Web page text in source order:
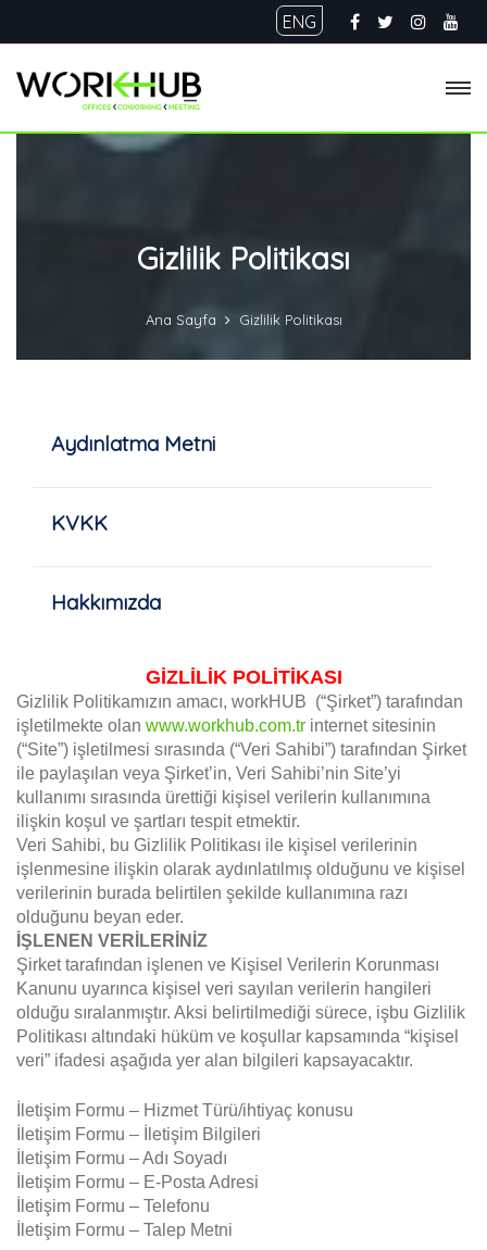
ENG
Gizlilik Politikası
Ana Sayfa Gizlilik Politikası
Aydınlatma Metni
KVKK
Hakkımızda
GİZLİLİK POLİTİKASI
Gizlilik Politikamızın amacı, workHUB (“Şirket”) tarafından
işletilmekte olan www.workhub.com.tr internet sitesinin
(“Site”) işletilmesi sırasında (“Veri Sahibi”) tarafından Şirket
ile paylaşılan veya Şirket’in, Veri Sahibi’nin Site’yi
kullanımı sırasında ürettiği kişisel verilerin kullanımına
ilişkin koşul ve şartları tespit etmektir.
Veri Sahibi, bu Gizlilik Politikası ile kişisel verilerinin
işlenmesine ilişkin olarak aydınlatılmış olduğunu ve kişisel
verilerinin burada belirtilen şekilde kullanımına razı
olduğunu beyan eder.
İŞLENEN VERİLERİNİZ
Şirket tarafından işlenen ve Kişisel Verilerin Korunması
Kanunu uyarınca kişisel veri sayılan verilerin hangileri
olduğu sıralanmıştır. Aksi belirtilmediği sürece, işbu Gizlilik
Politikası altındaki hüküm ve koşullar kapsamında “kişisel
veri” ifadesi aşağıda yer alan bilgileri kapsayacaktır.
İletişim Formu – Hizmet Türü/ihtiyaç konusu
İletişim Formu – İletişim Bilgileri
İletişim Formu – Adı Soyadı
İletişim Formu – E-Posta Adresi
İletişim Formu – Telefonu
İletişim Formu – Talep Metni